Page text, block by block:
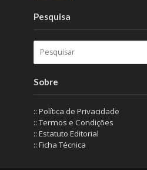
Pesquisa
Sobre
:: Política de Privacidade
:: Termos e Condições
:: Estatuto Editorial
:: Ficha Técnica